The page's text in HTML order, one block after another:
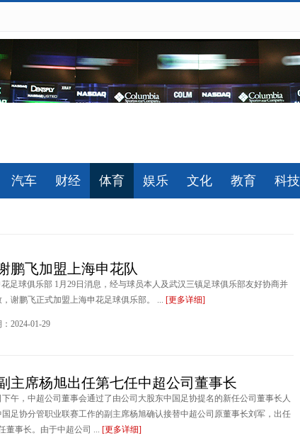
汽车 财经 体育 娱乐 文化 教育 科技
鹏飞加盟上海申花队
足球俱乐部 1月29日消息，经与球员本人及武汉三镇足球俱乐部友好协商并
谢鹏飞正式加盟上海申花足球俱乐部。 ... [更多详细]
2024-01-29
主席杨旭出任第七任中超公司董事长
下午，中超公司董事会通过了由公司大股东中国足协提名的新任公司董事长人
足协分管职业联赛工作的副主席杨旭确认接替中超公司原董事长刘军，出任
董事长。由于中超公司 ... [更多详细]